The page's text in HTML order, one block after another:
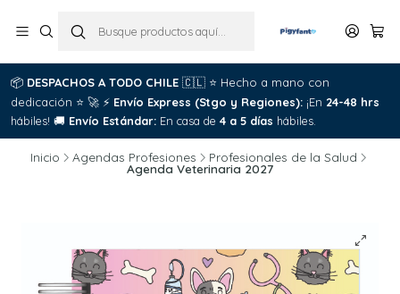
📦 DESPACHOS A TODO CHILE 🇨🇱 ⭐ Hecho a mano con
dedicación ⭐ 🚀 ⚡ Envío Express (Stgo y Regiones): ¡En 24-48 hrs
hábiles! 🚚 Envío Estándar: En casa de 4 a 5 días hábiles.
Inicio Agendas Profesiones Profesionales de la Salud
Agenda Veterinaria 2027